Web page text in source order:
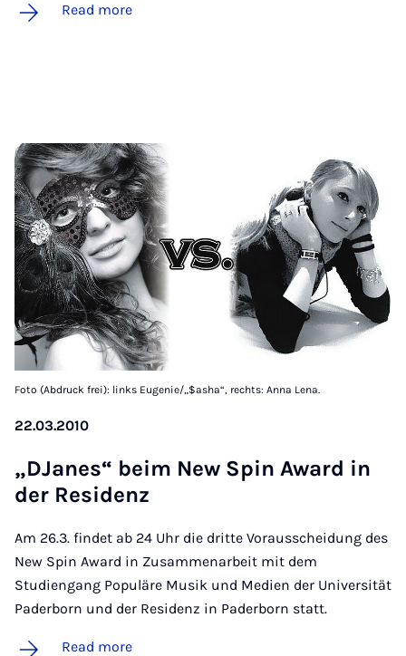
Read more
Foto (Abdruck frei): links Eugenie/„$asha“, rechts: Anna Lena.
22.03.2010
„D­Janes“ beim New Spin Award in
der Res­id­enz
Am 26.3. findet ab 24 Uhr die dritte Vorausscheidung des
New Spin Award in Zusammenarbeit mit dem
Studiengang Populäre Musik und Medien der Universität
Paderborn und der Residenz in Paderborn statt.
Read more